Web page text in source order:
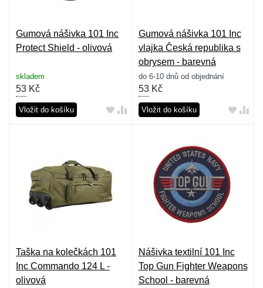
Gumová nášivka 101 Inc
Protect Shield - olivová
skladem
53 Kč
Vložit do košíku
Gumová nášivka 101 Inc
vlajka Česká republika s
obrysem - barevná
do 6-10 dnů od objednání
53Kč
Vložit do košíku
Taška na kolečkách 101
Inc Commando 124 L -
olivová
Nášivka textilní 101 Inc
Top Gun Fighter Weapons
School - barevná